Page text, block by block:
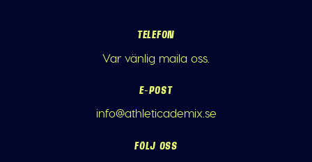
TELEFON
Var vänlig maila oss.
E-POST
info@athleticademix.se
FÖLJ OSS